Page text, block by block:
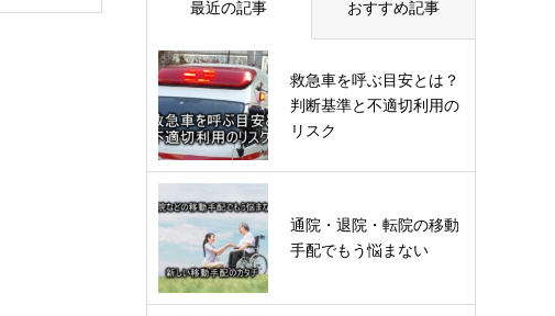
最近の記事 おすすめ記事
救急車を呼ぶ目安とは？
判断基準と不適切利用の
リスク
通院・退院・転院の移動
手配でもう悩まない